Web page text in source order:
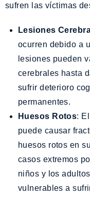
sufren las víctimas
Lesiones
ocurren debido a
lesiones pueden
cerebrales hasta
sufrir deterioro
permanentes.
Huesos Rotos:
puede causar
huesos rotos en
casos extremos
niños y los
vulnerables a